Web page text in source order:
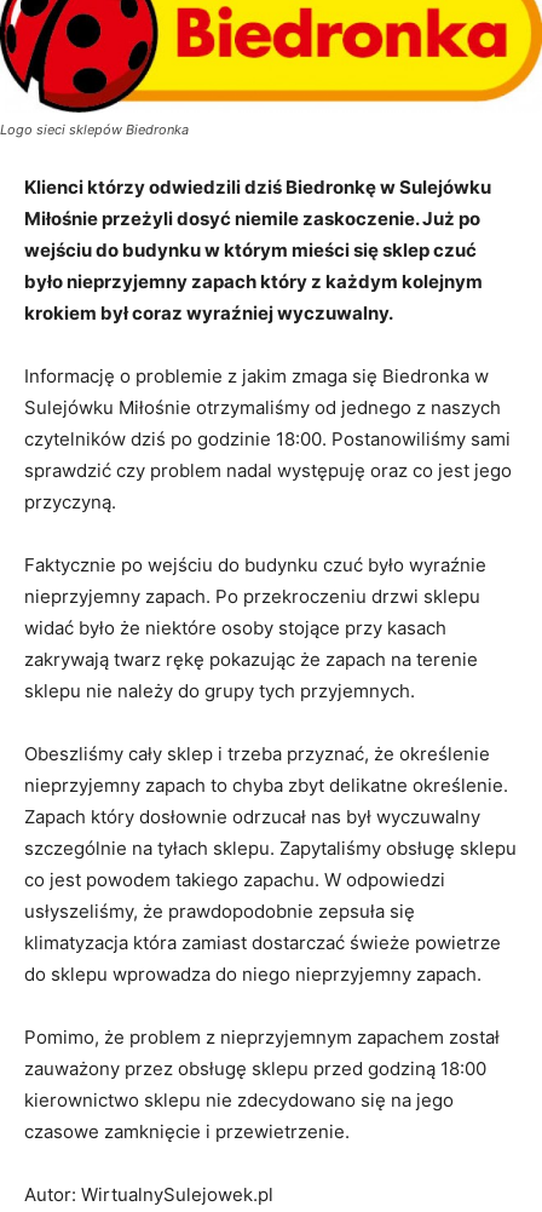
Logo sieci sklepów Biedronka
Klienci którzy odwiedzili dziś Biedronkę w Sulejówku
Miłośnie przeżyli dosyć niemile zaskoczenie. Już po
wejściu do budynku w którym mieści się sklep czuć
było nieprzyjemny zapach który z każdym kolejnym
krokiem był coraz wyraźniej wyczuwalny.
Informację o problemie z jakim zmaga się Biedronka w
Sulejówku Miłośnie otrzymaliśmy od jednego z naszych
czytelników dziś po godzinie 18:00. Postanowiliśmy sami
sprawdzić czy problem nadal występuję oraz co jest jego
przyczyną.
Faktycznie po wejściu do budynku czuć było wyraźnie
nieprzyjemny zapach. Po przekroczeniu drzwi sklepu
widać było że niektóre osoby stojące przy kasach
zakrywają twarz rękę pokazując że zapach na terenie
sklepu nie należy do grupy tych przyjemnych.
Obeszliśmy cały sklep i trzeba przyznać, że określenie
nieprzyjemny zapach to chyba zbyt delikatne określenie.
Zapach który dosłownie odrzucał nas był wyczuwalny
szczególnie na tyłach sklepu. Zapytaliśmy obsługę sklepu
co jest powodem takiego zapachu. W odpowiedzi
usłyszeliśmy, że prawdopodobnie zepsuła się
klimatyzacja która zamiast dostarczać świeże powietrze
do sklepu wprowadza do niego nieprzyjemny zapach.
Pomimo, że problem z nieprzyjemnym zapachem został
zauważony przez obsługę sklepu przed godziną 18:00
kierownictwo sklepu nie zdecydowano się na jego
czasowe zamknięcie i przewietrzenie.
Autor: WirtualnySulejowek.pl